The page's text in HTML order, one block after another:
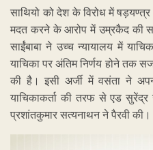
साथियो को देश के विरोध में
मदत करने के आरोप में उम्रकैद की
साईंबाबा ने उच्च न्यायालय में
याचिका पर अंतिम निर्णय होने तक
की है। इसी अर्जी में वसंता ने
याचिकाकर्ता की तरफ से एड
प्रशांतकुमार सत्यनाथन ने पैरवी की।